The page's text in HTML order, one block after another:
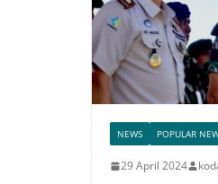
NEWS POPULAR
29 April 2024